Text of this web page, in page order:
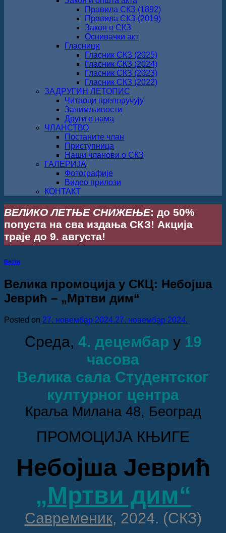
Правила СКЗ (1892)
Правила СКЗ (2019)
Закон о СКЗ
Оснивачки акт
Гласници
Гласник СКЗ (2025)
Гласник СКЗ (2024)
Гласник СКЗ (2023)
Гласник СКЗ (2022)
ЗАДРУГИН ЛЕТОПИС
Читаоци препоручују
Занимљивости
Други о нама
ЧЛАНСТВО
Постаните члан
Приступница
Наши чланови о СКЗ
ГАЛЕРИЈА
Фотографије
Видео прилози
КОНТАКТ
ВЕЛИКО ЛЕТЊЕ СНИЖЕЊЕ: до 50%
попуста на сва издања СКЗ! Акција
траје до 9. августа!
Вести
Велика промоција у СКЦ: Небојша
Јеврић – „Мртви дим“
Posted on 27. новембар 2024.27. новембар 2024.
Среда, 4. децембар у 19
часова
Велика сала Студентског
културног центра
Краља Милана 48, Београд
ПРОМОЦИЈА КЊИГЕ
Небојша Јеврић
„Мртви дим“
Савременик, 2024. (СКЗ)